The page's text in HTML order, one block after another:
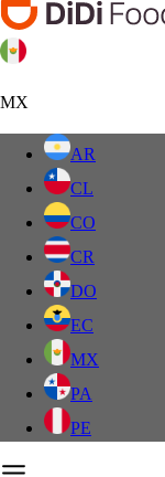
MX
AR
CL
CO
CR
DO
EC
MX
PA
PE